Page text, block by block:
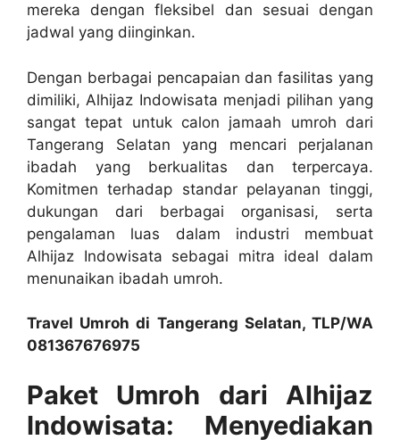
mereka dengan fleksibel dan sesuai dengan
jadwal yang diinginkan.
Dengan berbagai pencapaian dan fasilitas yang
dimiliki, Alhijaz Indowisata menjadi pilihan yang
sangat tepat untuk calon jamaah umroh dari
Tangerang Selatan yang mencari perjalanan
ibadah yang berkualitas dan terpercaya.
Komitmen terhadap standar pelayanan tinggi,
dukungan dari berbagai organisasi, serta
pengalaman luas dalam industri membuat
Alhijaz Indowisata sebagai mitra ideal dalam
menunaikan ibadah umroh.
Travel Umroh di Tangerang Selatan, TLP/WA
081367676975
Paket Umroh dari Alhijaz
Indowisata: Menyediakan